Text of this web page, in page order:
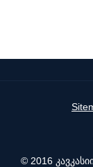
© 2016